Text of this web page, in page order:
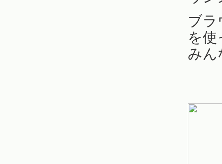
ブラ
を使
みん